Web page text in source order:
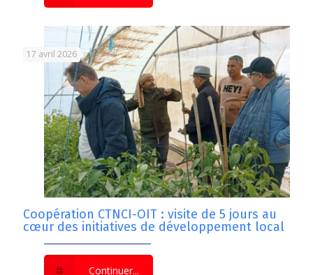
17 avril 2026
Coopération CTNCI-OIT : visite de 5 jours au
cœur des initiatives de développement local
Continuer...